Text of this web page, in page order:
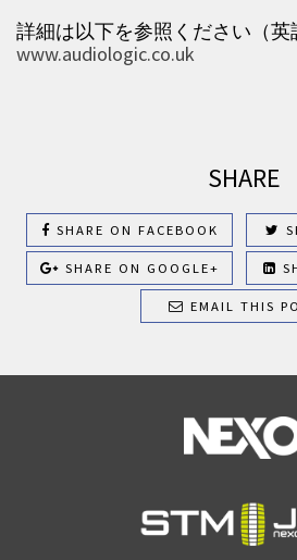
詳細は以下を参照ください（英
www.audiologic.co.uk
SHARE
SHARE ON FACEBOOK
SHARE ON GOOGLE+
EMAIL THIS